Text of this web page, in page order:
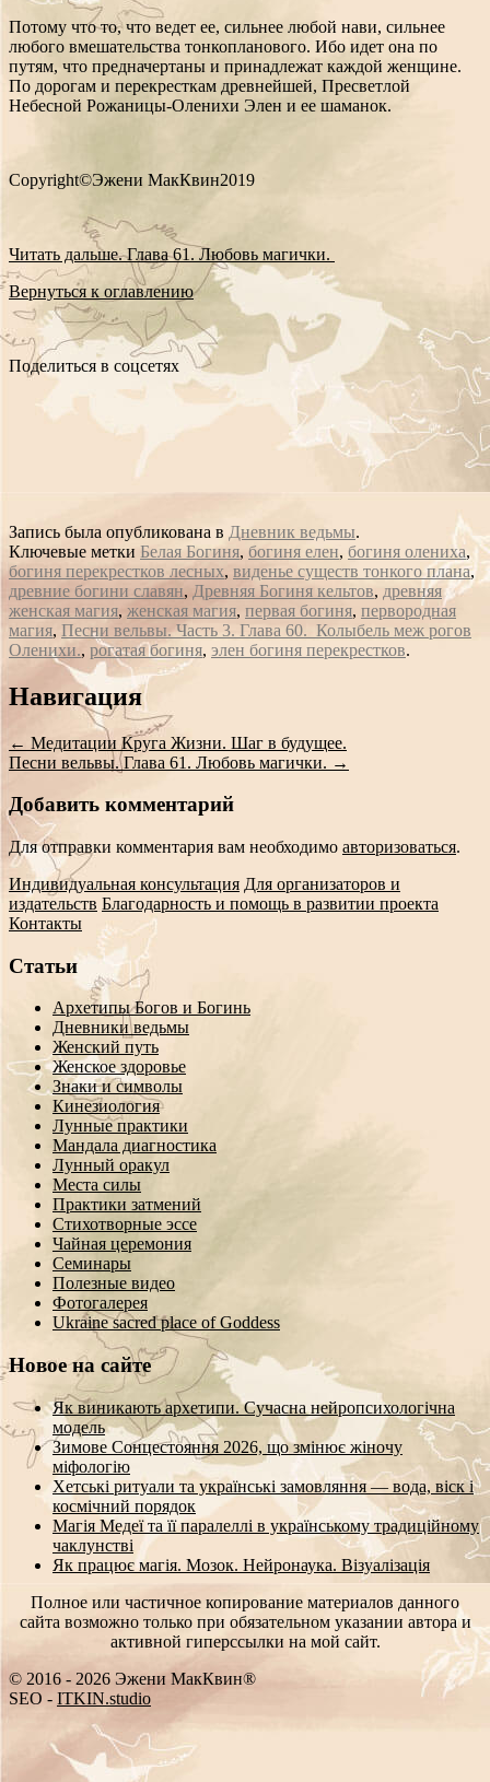
Потому что то, что ведет ее, сильнее любой нави, сильнее
любого вмешательства тонкопланового. Ибо идет она по
путям, что предначертаны и принадлежат каждой женщине.
По дорогам и перекресткам древнейшей, Пресветлой
Небесной Рожаницы-Оленихи Элен и ее шаманок.
Copyright©Эжени МакКвин2019
Читать дальше. Глава 61. Любовь магички.
Вернуться к оглавлению
Поделиться в соцсетях
Запись была опубликована в Дневник ведьмы.
Ключевые метки Белая Богиня, богиня елен, богиня олениха,
богиня перекрестков лесных, виденье существ тонкого плана,
древние богини славян, Древняя Богиня кельтов, древняя
женская магия, женская магия, первая богиня, первородная
магия, Песни вельвы. Часть 3. Глава 60. Колыбель меж рогов
Оленихи., рогатая богиня, элен богиня перекрестков.
Сообщение
навигации
Навигация
← Медитации Круга Жизни. Шаг в будущее.
Песни вельвы. Глава 61. Любовь магички. →
Добавить комментарий
Для отправки комментария вам необходимо авторизоваться.
Индивидуальная консультация Для организаторов и
издательств Благодарность и помощь в развитии проекта
Контакты
Статьи
Архетипы Богов и Богинь
Дневники ведьмы
Женский путь
Женское здоровье
Знаки и символы
Кинезиология
Лунные практики
Мандала диагностика
Лунный оракул
Места силы
Практики затмений
Стихотворные эссе
Чайная церемония
Семинары
Полезные видео
Фотогалерея
Ukraine sacred place of Goddess
Новое на сайте
Як виникають архетипи. Сучасна нейропсихологічна
модель
Зимове Сонцестояння 2026, що змінює жіночу
міфологію
Хетські ритуали та українські замовляння — вода, віск і
космічний порядок
Магія Медеї та її паралеллі в українському традиційному
чаклунстві
Як працює магія. Мозок. Нейронаука. Візуалізація
Полное или частичное копирование материалов данного
сайта возможно только при обязательном указании автора и
активной гиперссылки на мой сайт.
© 2016 - 2026 Эжени МакКвин®
SEO - ITKIN.studio